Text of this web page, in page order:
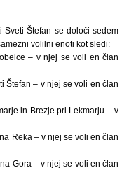
Sveti Štefan se določi sedem
volilni enoti kot sledi:
– v njej se voli en član
Štefan – v njej se voli en član
in Brezje pri Lekmarju – v
Reka – v njej se voli en član
Gora – v njej se voli en član